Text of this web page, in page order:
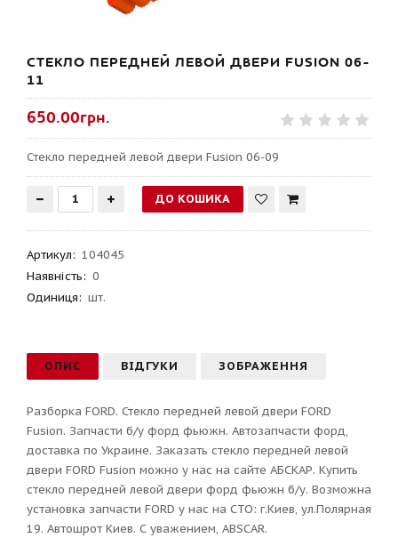
СТЕКЛО ПЕРЕДНЕЙ ЛЕВОЙ ДВЕРИ FUSION 06-
11
650.00грн.
Стекло передней левой двери Fusion 06-09
Артикул: 104045
Наявність: 0
Одиниця: шт.
ОПИС ВІДГУКИ ЗОБРАЖЕННЯ
Разборка FORD. Стекло передней левой двери FORD
Fusion. Запчасти б/у форд фьюжн. Автозапчасти форд,
доставка по Украине. Заказать стекло передней левой
двери FORD Fusion можно у нас на сайте АБСКАР. Купить
стекло передней левой двери форд фьюжн б/у. Возможна
установка запчасти FORD у нас на СТО: г.Киев, ул.Полярная
19. Автошрот Киев. С уважением, ABSCAR.